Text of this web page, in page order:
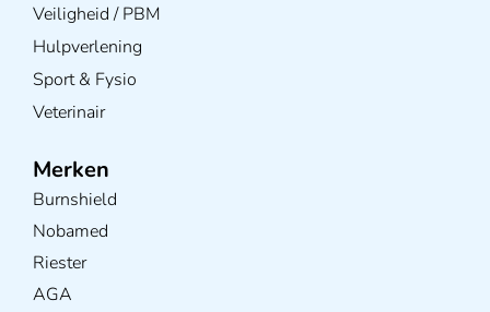
Veiligheid / PBM
Hulpverlening
Sport & Fysio
Veterinair
Merken
Burnshield
Nobamed
Riester
AGA